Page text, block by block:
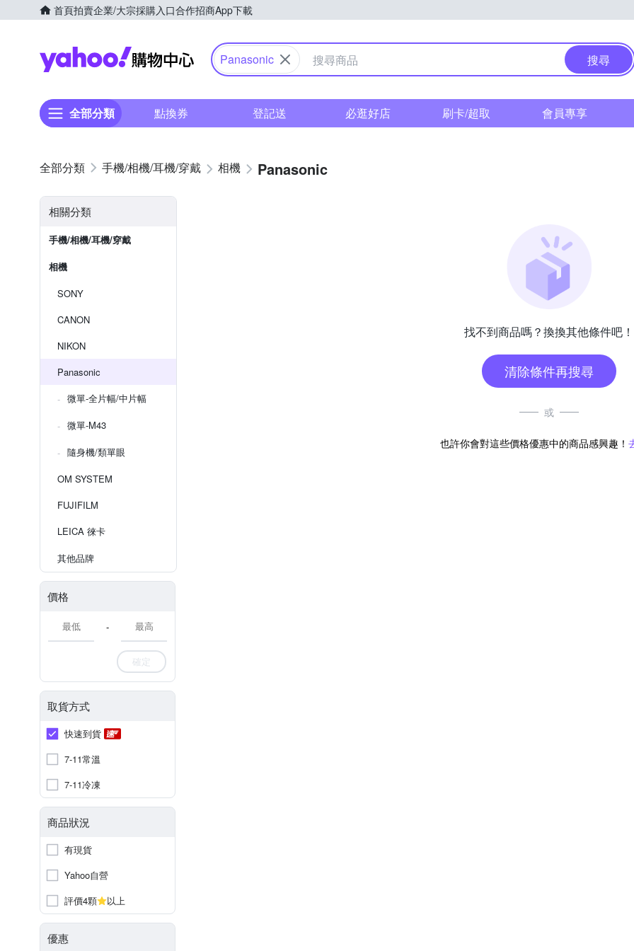
首頁拍賣企業/大宗採購入口合作招商App下載
Yahoo購物中心
Panasonic 搜尋
全部分類 點換券 登記送 必逛好店 刷卡/超取 會員專享
手機/相機/耳機/穿戴 相機 Panasonic
相關分類
手機/相機/耳機/穿戴
相機
SONY
CANON
NIKON
Panasonic
微單-全片幅/中片幅
微單-M43
隨身機/類單眼
OM SYSTEM
FUJIFILM
LEICA 徠卡
其他品牌
價格
-
確定
取貨方式
快速到貨
7-11常溫
7-11冷凍
商品狀況
有現貨
Yahoo自營
評價4顆
以上
優惠
找不到商品嗎？換換其他條件吧！
清除條件再搜尋
或
也許你會對這些價格優惠中的商品感興趣！